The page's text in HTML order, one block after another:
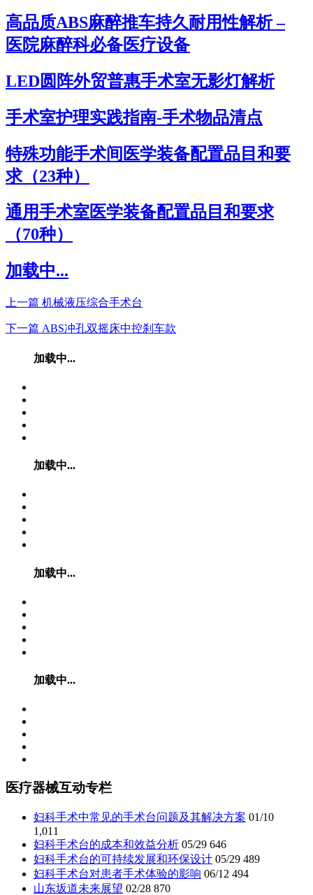
高品质ABS麻醉推车持久耐用性解析 –
医院麻醉科必备医疗设备
LED圆阵外贸普惠手术室无影灯解析
手术室护理实践指南-手术物品清点
特殊功能手术间医学装备配置品目和要
求（23种）
通用手术室医学装备配置品目和要求
（70种）
加载中...
上一篇 机械液压综合手术台
下一篇 ABS冲孔双摇床中控刹车款
加载中...
加载中...
加载中...
加载中...
医疗器械互动专栏
妇科手术中常见的手术台问题及其解决方案 01/10
1,011
妇科手术台的成本和效益分析 05/29 646
妇科手术台的可持续发展和环保设计 05/29 489
妇科手术台对患者手术体验的影响 06/12 494
山东坂道未来展望 02/28 870